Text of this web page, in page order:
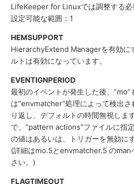
LifeKeeper for Linuxでは調整する必
設定可能な範囲：1
HEMSUPPORT
HierarchyExtend Managerを有効に
ルトは有効になっています。
EVENTIGNPERIOD
最初のイベントが発生した後、”mo”
は”envmatcher”処理によって検出
り返し、デフォルトの時間無視しま
で、”pattern actions”ファイルに指
の値はあるいは、トリガーを無効に
(詳細はmo.5とenvmatcher.5 のman
さい。)
FLAGTIMEOUT